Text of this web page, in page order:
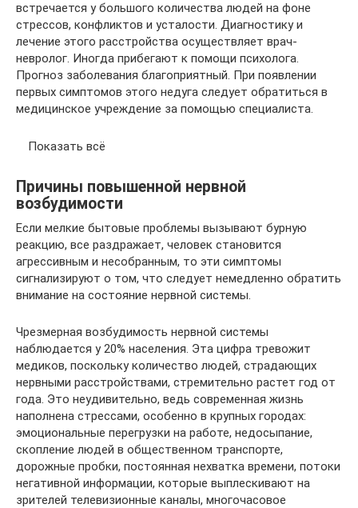
встречается у большого количества людей на фоне
стрессов, конфликтов и усталости. Диагностику и
лечение этого расстройства осуществляет врач-
невролог. Иногда прибегают к помощи психолога.
Прогноз заболевания благоприятный. При появлении
первых симптомов этого недуга следует обратиться в
медицинское учреждение за помощью специалиста.
Показать всё
Причины повышенной нервной
возбудимости
Если мелкие бытовые проблемы вызывают бурную
реакцию, все раздражает, человек становится
агрессивным и несобранным, то эти симптомы
сигнализируют о том, что следует немедленно обратить
внимание на состояние нервной системы.
Чрезмерная возбудимость нервной системы
наблюдается у 20% населения. Эта цифра тревожит
медиков, поскольку количество людей, страдающих
нервными расстройствами, стремительно растет год от
года. Это неудивительно, ведь современная жизнь
наполнена стрессами, особенно в крупных городах:
эмоциональные перегрузки на работе, недосыпание,
скопление людей в общественном транспорте,
дорожные пробки, постоянная нехватка времени, потоки
негативной информации, которые выплескивают на
зрителей телевизионные каналы, многочасовое